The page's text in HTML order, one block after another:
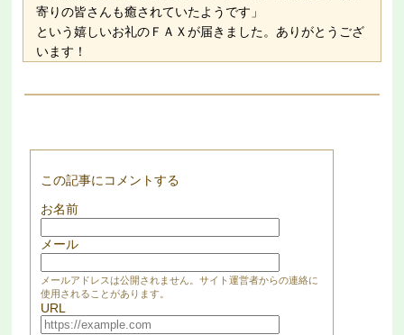
寄りの皆さんも癒されていたようです」
という嬉しいお礼のＦＡＸが届きました。ありがとうござ
います！
この記事にコメントする
お名前
メール
メールアドレスは公開されません。サイト運営者からの連絡に
使用されることがあります。
URL